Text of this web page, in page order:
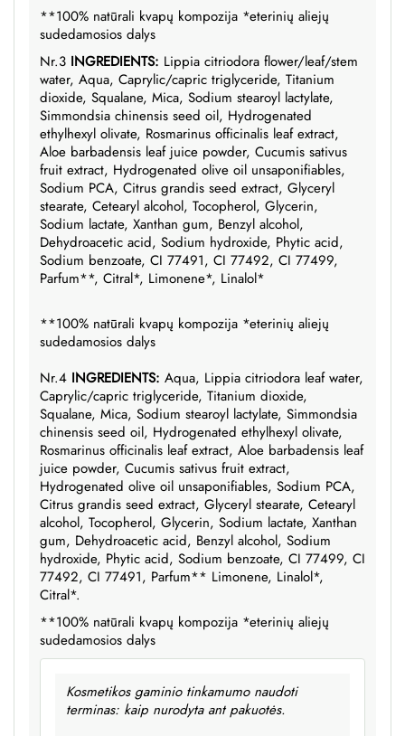
**100% natūrali kvapų kompozija *eterinių aliejų
sudedamosios dalys
Nr.3 INGREDIENTS: Lippia citriodora flower/leaf/stem
water, Aqua, Caprylic/capric triglyceride, Titanium
dioxide, Squalane, Mica, Sodium stearoyl lactylate,
Simmondsia chinensis seed oil, Hydrogenated
ethylhexyl olivate, Rosmarinus officinalis leaf extract,
Aloe barbadensis leaf juice powder, Cucumis sativus
fruit extract, Hydrogenated olive oil unsaponifiables,
Sodium PCA, Citrus grandis seed extract, Glyceryl
stearate, Cetearyl alcohol, Tocopherol, Glycerin,
Sodium lactate, Xanthan gum, Benzyl alcohol,
Dehydroacetic acid, Sodium hydroxide, Phytic acid,
Sodium benzoate, CI 77491, CI 77492, CI 77499,
Parfum**, Citral*, Limonene*, Linalol*
**100% natūrali kvapų kompozija *eterinių aliejų
sudedamosios dalys
Nr.4 INGREDIENTS: Aqua, Lippia citriodora leaf water,
Caprylic/capric triglyceride, Titanium dioxide,
Squalane, Mica, Sodium stearoyl lactylate, Simmondsia
chinensis seed oil, Hydrogenated ethylhexyl olivate,
Rosmarinus officinalis leaf extract, Aloe barbadensis leaf
juice powder, Cucumis sativus fruit extract,
Hydrogenated olive oil unsaponifiables, Sodium PCA,
Citrus grandis seed extract, Glyceryl stearate, Cetearyl
alcohol, Tocopherol, Glycerin, Sodium lactate, Xanthan
gum, Dehydroacetic acid, Benzyl alcohol, Sodium
hydroxide, Phytic acid, Sodium benzoate, CI 77499, CI
77492, CI 77491, Parfum** Limonene, Linalol*,
Citral*.
**100% natūrali kvapų kompozija *eterinių aliejų
sudedamosios dalys
Kosmetikos gaminio tinkamumo naudoti
terminas: kaip nurodyta ant pakuotės.